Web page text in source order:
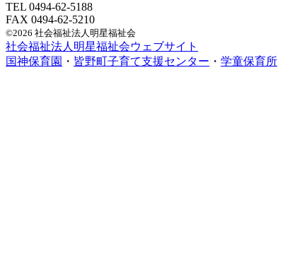
TEL 0494-62-5188
FAX 0494-62-5210
©2026 社会福祉法人明星福祉会
社会福祉法人明星福祉会ウェブサイト
国神保育園 ・ 皆野町子育て支援センター ・ 学童保育所